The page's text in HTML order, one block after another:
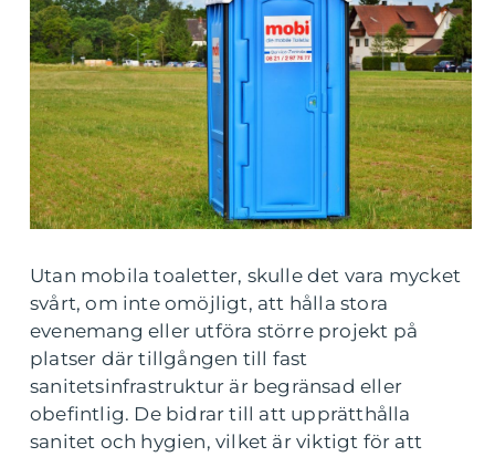
Utan mobila toaletter, skulle det vara mycket
svårt, om inte omöjligt, att hålla stora
evenemang eller utföra större projekt på
platser där tillgången till fast
sanitetsinfrastruktur är begränsad eller
obefintlig. De bidrar till att upprätthålla
sanitet och hygien, vilket är viktigt för att